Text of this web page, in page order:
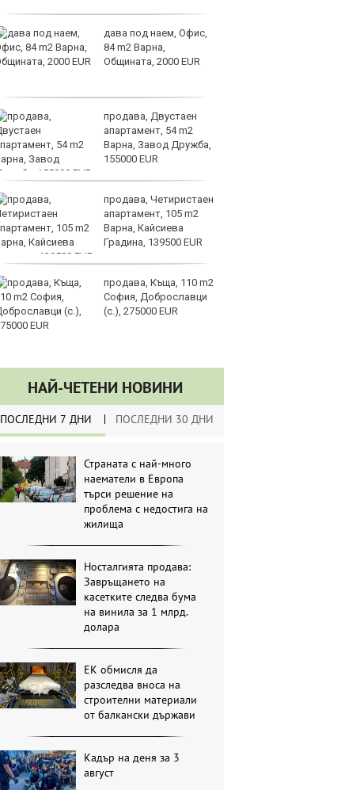
дава под наем, Офис,
84 m2 Варна,
Общината, 2000 EUR
продава, Двустаен
апартамент, 54 m2
Варна, Завод Дружба,
155000 EUR
продава, Четиристаен
апартамент, 105 m2
Варна, Кайсиева
Градина, 139500 EUR
продава, Къща, 110 m2
София, Доброславци
(с.), 275000 EUR
НАЙ-ЧЕТЕНИ НОВИНИ
ПОСЛЕДНИ 7 ДНИ ПОСЛЕДНИ 30 ДНИ
Страната с най-много
наематели в Европа
търси решение на
проблема с недостига на
жилища
Носталгията продава:
Завръщането на
касетките следва бума
на винила за 1 млрд.
долара
ЕК обмисля да
разследва вноса на
строителни материали
от балкански държави
Кадър на деня за 3
август